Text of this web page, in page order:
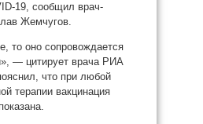
19, сообщил врач-
Жемчугов.
то оно сопровождается
— цитирует врача РИА
что при любой
терапии вакцинация